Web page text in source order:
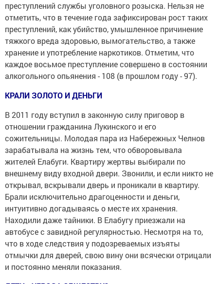
преступлений службы уголовного розыска. Нельзя не
отметить, что в течение года зафиксирован рост таких
преступлений, как убийство, умышленное причинение
тяжкого вреда здоровью, вымогательство, а также
хранение и употребление наркотиков. Отметим, что
каждое восьмое преступление совершено в состоянии
алкогольного опьянения - 108 (в прошлом году - 97).
КРАЛИ ЗОЛОТО И ДЕНЬГИ
В 2011 году вступил в законную силу приговор в
отношении гражданина Лукинского и его
сожительницы. Молодая пара из Набережных Челнов
зарабатывала на жизнь тем, что обворовывала
жителей Елабуги. Квартиру жертвы выбирали по
внешнему виду входной двери. Звонили, и если никто не
открывал, вскрывали дверь и проникали в квартиру.
Брали исключительно драгоценности и деньги,
интуитивно догадываясь о месте их хранения.
Находили даже тайники. В Елабугу приезжали на
автобусе с завидной регулярностью. Несмотря на то,
что в ходе следствия у подозреваемых изъяты
отмычки для дверей, свою вину они всячески отрицали
и постоянно меняли показания.